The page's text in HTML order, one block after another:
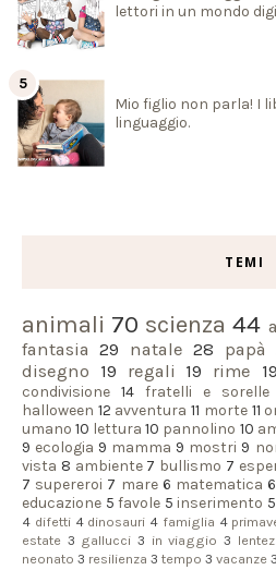
lettori in un mondo
Mio figlio non parla! I
linguaggio.
TEMI
animali 70 scienza 44
fantasia
29 natale 28 papà
disegno
19 regali 19 rime 19
condivisione 14 fratelli e sorelle
halloween 12 avventura 11 morte 11
umano 10 lettura 10 pannolino 10
9 ecologia 9 mamma 9 mostri 9
vista 8 ambiente 7 bullismo 7
7 supereroi 7 mare 6 matematica 6
educazione 5 favole 5 inserimento 5
4 difetti 4 dinosauri 4 famiglia 4
estate 3 gallucci 3 in viaggio 3
neonato 3 resilienza 3 tempo 3 vacanze 3